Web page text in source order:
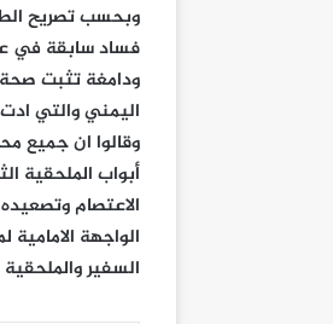
وبحسب تصريح
فساد سابقة في
ودامغة تثبت صحة
اليمني والتي
وقالوا ان جميع
أبواب الملحقية
الاعتصام
الواجهة
السفير